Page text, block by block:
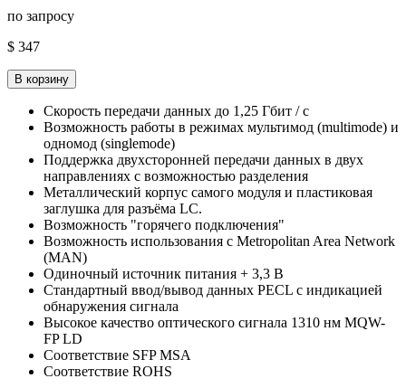
по запросу
$ 347
В корзину
Скорость передачи данных до 1,25 Гбит / с
Возможность работы в режимах мультимод (multimode) и
одномод (singlemode)
Поддержка двухсторонней передачи данных в двух
направлениях с возможностью разделения
Металлический корпус самого модуля и пластиковая
заглушка для разъёма LC.
Возможность "горячего подключения"
Возможность использования с Metropolitan Area Network
(MAN)
Одиночный источник питания + 3,3 В
Стандартный ввод/вывод данных PECL с индикацией
обнаружения сигнала
Высокое качество оптического сигнала 1310 нм MQW-
FP LD
Соответствие SFP MSA
Соответствие ROHS